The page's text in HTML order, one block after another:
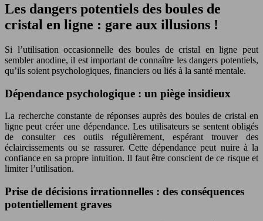
Les dangers potentiels des boules de
cristal en ligne : gare aux illusions !
Si l’utilisation occasionnelle des boules de cristal en ligne peut
sembler anodine, il est important de connaître les dangers potentiels,
qu’ils soient psychologiques, financiers ou liés à la santé mentale.
Dépendance psychologique : un piège insidieux
La recherche constante de réponses auprès des boules de cristal en
ligne peut créer une dépendance. Les utilisateurs se sentent obligés
de consulter ces outils régulièrement, espérant trouver des
éclaircissements ou se rassurer. Cette dépendance peut nuire à la
confiance en sa propre intuition. Il faut être conscient de ce risque et
limiter l’utilisation.
Prise de décisions irrationnelles : des conséquences
potentiellement graves